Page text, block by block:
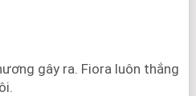
gây ra. Fiora luôn thắng